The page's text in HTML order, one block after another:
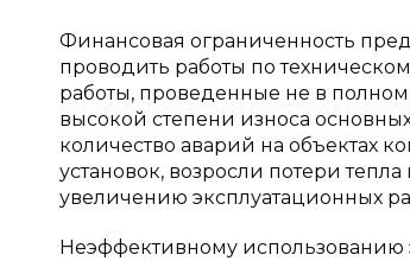
Финансовая ограниченность
проводить работы по
работы, проведенные не в
высокой степени износа
количество аварий на объектах
установок, возросли потери
увеличению эксплуатационных
Неэффективному использованию